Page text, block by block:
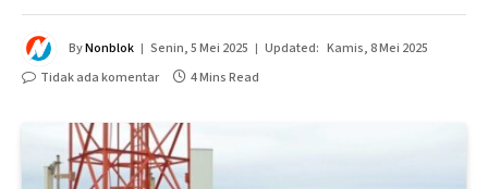
ByNonblok Senin, 5 Mei 2025 Updated: Kamis, 8 Mei 2025
Tidak ada komentar
4 Mins Read